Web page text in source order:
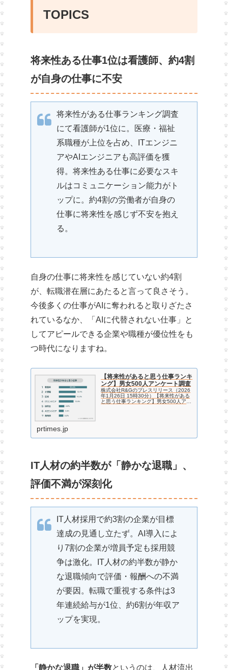
TOPICS
将来性ある仕事1位は看護師、約4割
が自身の仕事に不安
将来性がある仕事ランキング調査
にて看護師が1位に。医療・福祉
系職種が上位を占め、ITエンジニ
アやAIエンジニアも高評価を獲
得。将来性ある仕事に必要なスキ
ルはコミュニケーション能力がト
ップに。約4割の労働者が自身の
仕事に将来性を感じず不安を抱え
る。
自身の仕事に将来性を感じていない約4割
が、転職潜在層にあたると言って良さそう。
今後多くの仕事がAIに奪われると取りざたさ
れているなか、「AIに代替されない仕事」と
してアピールできる企業や職種が優位性をも
つ時代になりますね。
【将来性があると思う仕事ランキ
ング】男女500人アンケート調査
株式会社R&Gのプレスリリース（2026
年1月26日 15時30分）【将来性がある
と思う仕事ランキング】男女500人アン
prtimes.jp
IT人材の約半数が「静かな退職」、
評価不満が深刻化
IT人材採用で約3割の企業が目標
達成の見通し立たず。AI導入によ
り7割の企業が増員予定も採用競
争は激化。IT人材の約半数が静か
な退職傾向で評価・報酬への不満
が要因。転職で重視する条件は3
年連続給与が1位、約6割が年収ア
ップを実現。
「静かな退職」が半数というのは、人材流出